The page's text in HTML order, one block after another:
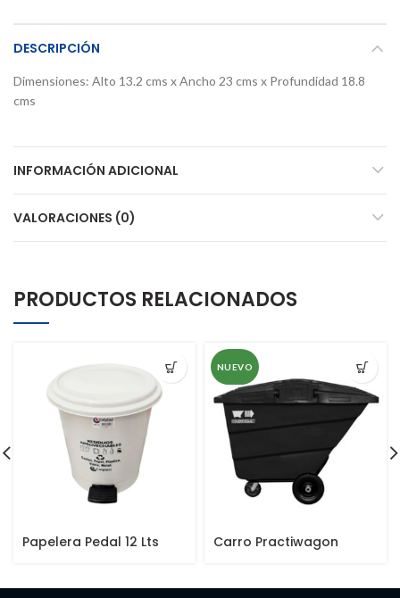
DESCRIPCIÓN
Dimensiones: Alto 13.2 cms x Ancho 23 cms x Profundidad 18.8
cms
INFORMACIÓN ADICIONAL
VALORACIONES (0)
PRODUCTOS RELACIONADOS
Papelera Pedal 12 Lts
NUEVO
Carro Practiwagon